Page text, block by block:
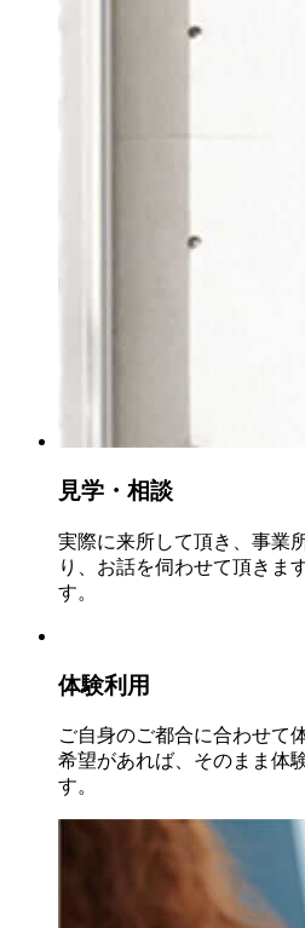
見学・相談
実際に来所して頂き、事業
り、お話を伺わせて頂きま
す。
体験利用
ご自身のご都合に合わせて
希望があれば、そのまま体
す。